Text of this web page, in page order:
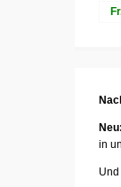
Neu:
in